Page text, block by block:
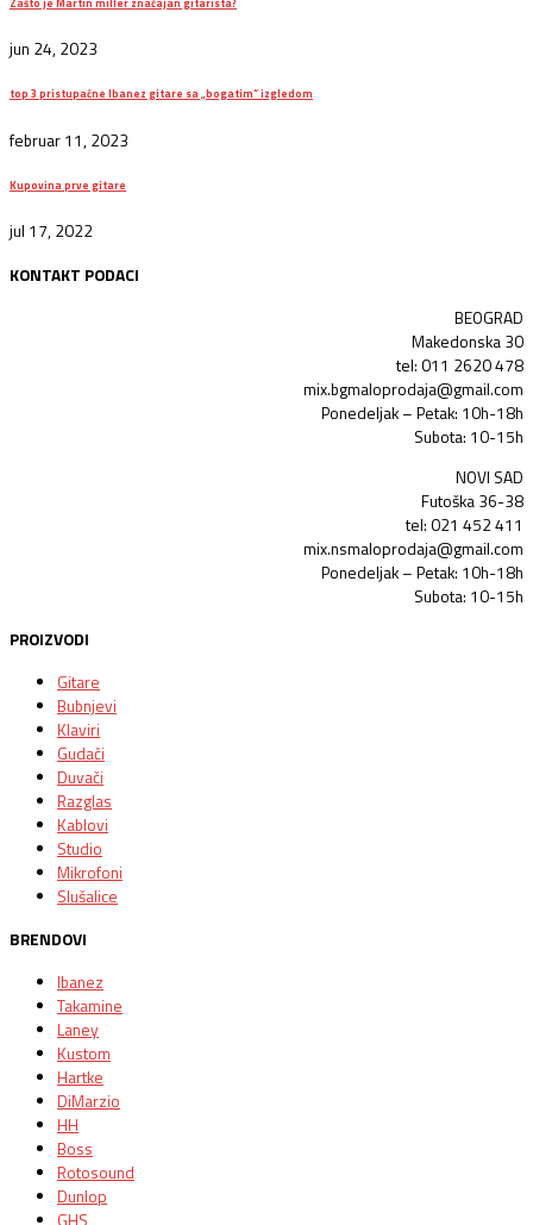
jun 24, 2023
top 3 pristupačne Ibanez gitare sa „bogatim“ izgledom
februar 11, 2023
Kupovina prve gitare
jul 17, 2022
KONTAKT PODACI
BEOGRAD
Makedonska 30
tel: 011 2620 478
mix.bgmaloprodaja@gmail.com
Ponedeljak – Petak: 10h-18h
Subota: 10-15h
NOVI SAD
Futoška 36-38
tel: 021 452 411
mix.nsmaloprodaja@gmail.com
Ponedeljak – Petak: 10h-18h
Subota: 10-15h
PROIZVODI
Gitare
Bubnjevi
Klaviri
Gudači
Duvači
Razglas
Kablovi
Studio
Mikrofoni
Slušalice
BRENDOVI
Ibanez
Takamine
Laney
Kustom
Hartke
DiMarzio
HH
Boss
Rotosound
Dunlop